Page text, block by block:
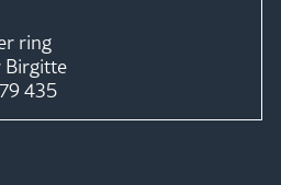
ring
Birgitte
435